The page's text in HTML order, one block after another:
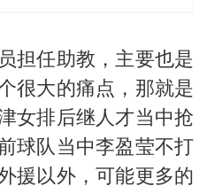
担任助教，主要也是
很大的痛点，那就是
女排后继人才当中抢
球队当中李盈莹不打
援以外，可能更多的